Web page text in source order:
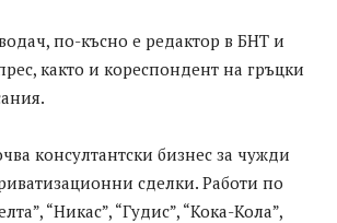
по-късно е редактор в БНТ и
както и кореспондент на гръцки
консултантски бизнес за чужди
сделки. Работи по
“Никас”, “Гудис”, “Кока-Кола”,